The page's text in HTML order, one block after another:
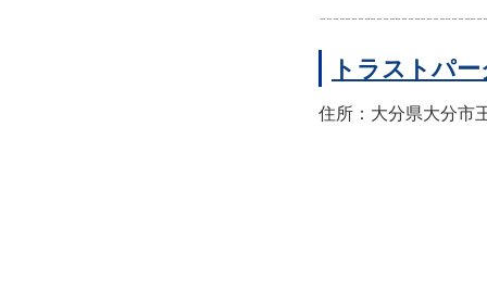
トラストパ
住所：大分県大分市